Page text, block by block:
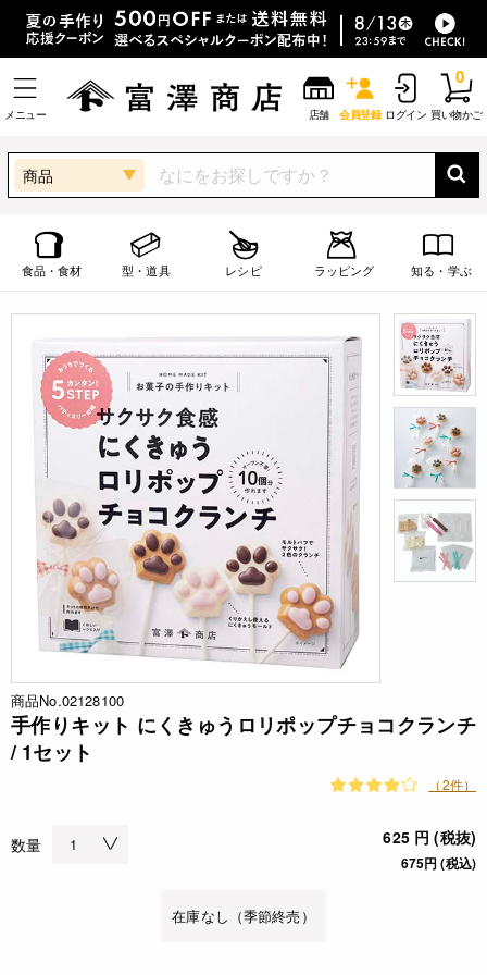
メニュー 店舗 会員登録 ログイン 買い物かご
0
商品
食品・食材 型・道具 レシピ ラッピング 知る・学ぶ
商品No.02128100
手作りキット にくきゅうロリポップチョコクランチ
/ 1セット
（2件）
数量 625 円 (税抜)
675円 (税込)
在庫なし（季節終売）